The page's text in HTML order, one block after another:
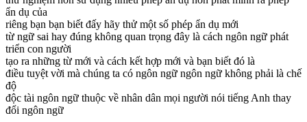
ẩn dụ của
riêng bạn bạn biết đấy hãy thử một số phép ẩn dụ mới
từ ngữ sai hay đúng không quan trọng đây là cách ngôn ngữ phát
triển con người
tạo ra những từ mới và cách kết hợp mới và bạn biết đó là
điều tuyệt vời mà chúng ta có ngôn ngữ ngôn ngữ không phải là chế
độ
độc tài ngôn ngữ thuộc về nhân dân mọi người nói tiếng Anh thay
đổi ngôn ngữ